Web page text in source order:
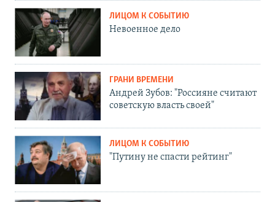
ЛИЦОМ К СОБЫТИЮ
Невоенное дело
ГРАНИ ВРЕМЕНИ
Андрей Зубов: "Россияне считают
советскую власть своей"
ЛИЦОМ К СОБЫТИЮ
"Путину не спасти рейтинг"